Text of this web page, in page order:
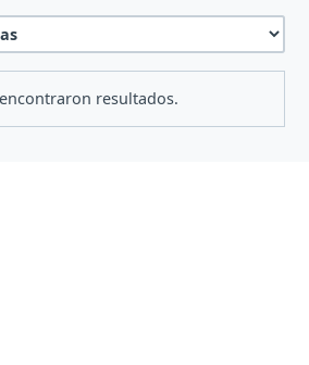
resultados.